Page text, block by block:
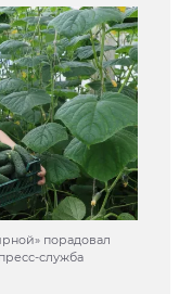
порадовал
служба